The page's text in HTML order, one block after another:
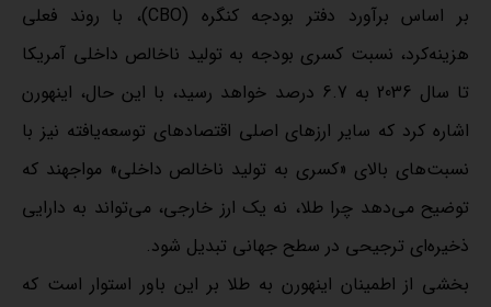
بر اساس برآورد دفتر بودجه کنگره (CBO)، با روند فعلی
هزینه‌کرد، نسبت کسری بودجه به تولید ناخالص داخلی آمریکا
تا سال 2036 به 6.7 درصد خواهد رسید، با این حال، اینهورن
اشاره کرد که سایر ارزهای اصلی اقتصادهای توسعه‌یافته نیز با
نسبت‌های بالای «کسری به تولید ناخالص داخلی» مواجهند که
توضیح می‌دهد چرا طلا، نه یک ارز خارجی، می‌تواند به دارایی
ذخیره‌ای ترجیحی در سطح جهانی تبدیل شود.
بخشی از اطمینان اینهورن به طلا بر این باور استوار است که